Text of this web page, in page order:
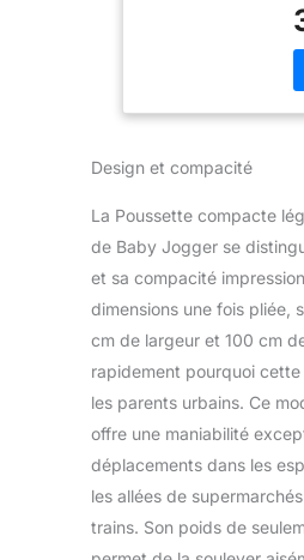
Design et compacité
La Poussette compacte
de Baby Jogger se
et sa compacité
dimensions une fois pliée,
cm de largeur et 100 cm
rapidement pourquoi
les parents urbains. Ce
offre une maniabilité
déplacements dans les
les allées de
trains. Son poids de